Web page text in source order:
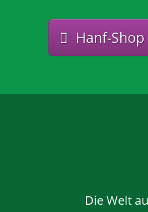
Hanf-
Die Welt